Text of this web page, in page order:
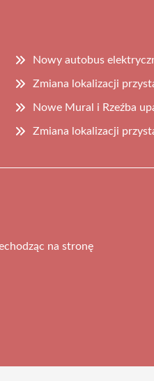
Nowy autobus
Zmiana lokalizacji
Nowe Mural i Rzeźba
Zmiana lokalizacji
na stronę